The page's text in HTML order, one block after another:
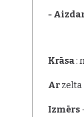
-
Krāsa:
Ar
Izmērs